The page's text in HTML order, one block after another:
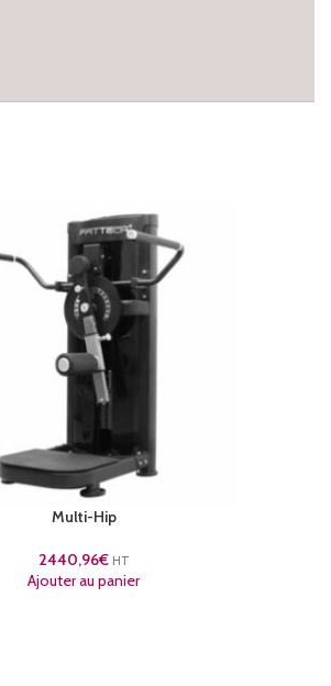
Multi-Hip
2440,96€ HT
Ajouter au panier